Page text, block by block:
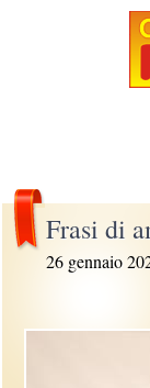
Frasi di
26 gennaio